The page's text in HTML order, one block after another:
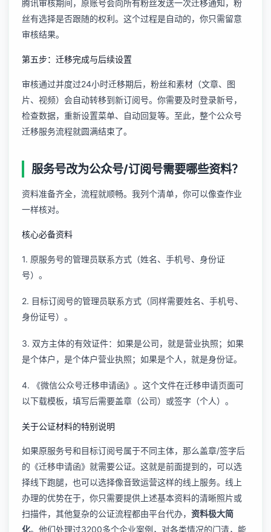
腾讯审核期间，原账号会向所有粉丝发送一次迁移通知，粉
丝有选择是否跟随的权利。这个过程是自动的，你只需留意
审核结果。
第五步：迁移完成与后续设置
审核通过并度过24小时迁移期后，粉丝和素材（文章、图
片、视频）会自动转移到新订阅号。你需要及时登录新号，
检查数据，重新设置菜单、自动回复等。至此，整个公众号
迁移服务流程就圆满结束了。
服务号改为公众号/订阅号需要哪些资料？
资料准备齐全，流程就顺畅。我列个清单，你可以像查作业
一样核对。
核心必备资料
1. 原服务号的管理员联系方式（姓名、手机号、身份证
号）。
2. 目标订阅号的管理员联系方式（同样需要姓名、手机号、
身份证号）。
3. 双方主体的有效证件：如果是公司，就是营业执照；如果
是个体户，是个体户营业执照；如果是个人，就是身份证。
4. 《微信公众号迁移申请函》。这个文件在迁移申请页面可
以下载模板，填写后需要盖章（公司）或签字（个人）。
关于公证材料的特别说明
如果原服务号和目标订阅号属于不同主体，那么盖章/签字后
的《迁移申请函》就需要公证。这就是前面提到的，可以选
择线下跑腿，也可以选择像音致运营这样的线上服务。线上
办理的优势在于，你只需要提供上述基本资料的清晰照片或
扫描件，其他复杂的公证流程都由平台代办， 资料极大简
化。他们处理过3200多个企业案例，对各类情况的门清，能